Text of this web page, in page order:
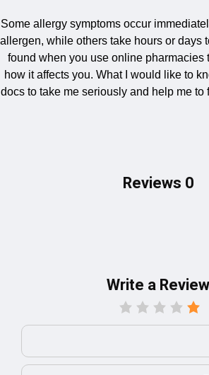
Some allergy symptoms occur
allergen, while others take hours or
found when you use online
how it affects you. What I would like
docs to take me seriously and help me
Write a